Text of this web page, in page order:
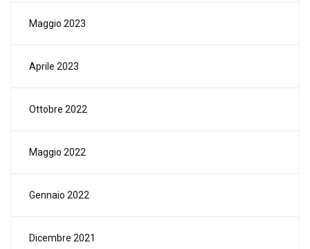
Maggio 2023
Aprile 2023
Ottobre 2022
Maggio 2022
Gennaio 2022
Dicembre 2021